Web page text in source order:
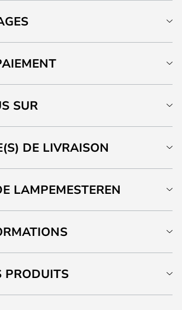
SUR
DE LIVRAISON
LAMPEMESTEREN
PRODUITS